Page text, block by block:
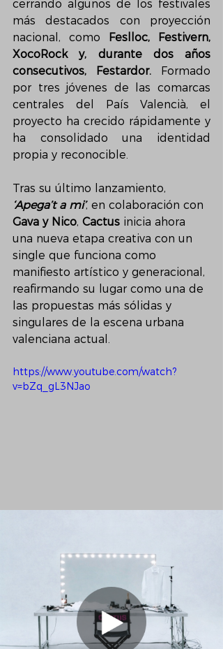
cerrando algunos de los festivales
más destacados con proyección
nacional, como
Feslloc, Festivern,
XocoRock y, durante dos años
consecutivos, Festardor. Formado
por tres jóvenes de las comarcas
centrales del País Valencià, el
proyecto ha crecido rápidamente y
ha consolidado una identidad
propia y reconocible.
Tras su último lanzamiento,
‘Apega’t a mi’, en colaboración con
Gava y Nico, Cactus inicia ahora
una nueva etapa creativa con un
single que funciona como
manifiesto artístico y generacional,
reafirmando su lugar como una de
las propuestas más sólidas y
singulares de la escena urbana
valenciana actual.
https://www.youtube.com/watch?
v=bZq_gL3NJao